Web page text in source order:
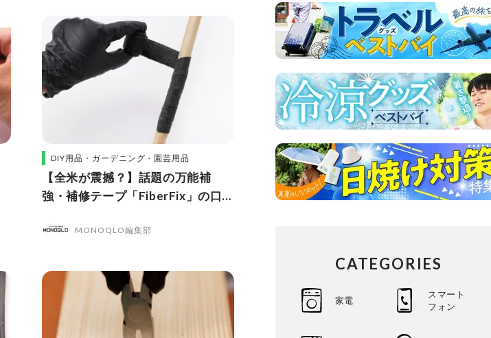
DIY用品・ガーデニング・園芸用品
【全米が震撼？】話題の万能補
強・補修テープ「FiberFix」の口コ
証レビューMONOQLO編集部
CATEGORIES
家電
スマート
フォン